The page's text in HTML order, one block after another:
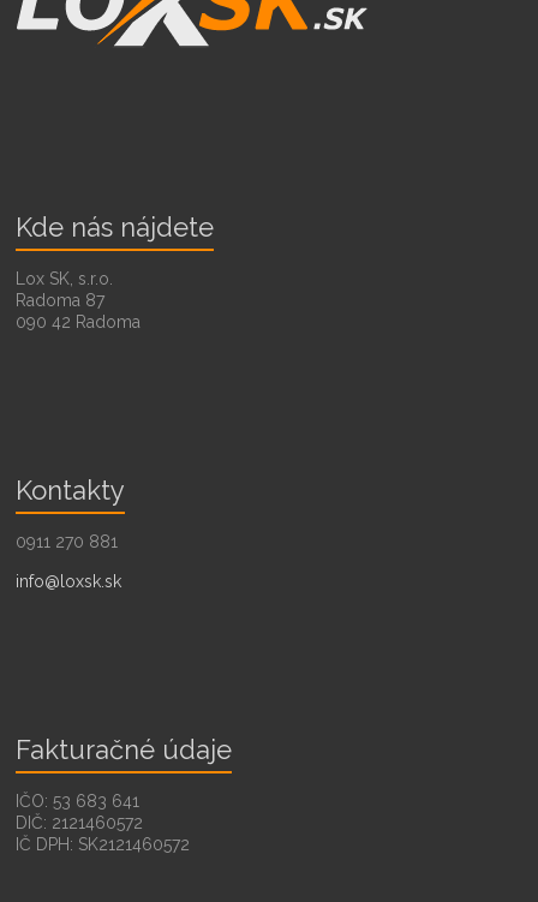
Kde nás nájdete
Lox SK, s.r.o.
Radoma 87
090 42 Radoma
Kontakty
0911 270 881
info@loxsk.sk
Fakturačné údaje
IČO: 53 683 641
DIČ: 2121460572
IČ DPH: SK2121460572